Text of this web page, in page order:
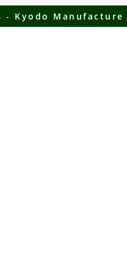
- Kyodo Manufacture